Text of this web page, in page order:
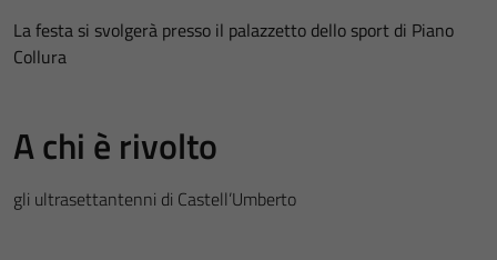
La festa si svolgerà presso il palazzetto dello sport di Piano
Collura
A chi è rivolto
gli ultrasettantenni di Castell’Umberto